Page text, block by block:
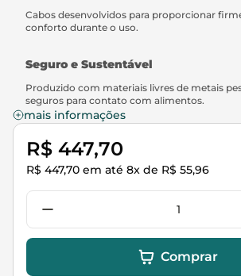
Cabos desenvolvidos para proporcionar
conforto durante o uso.
Seguro e Sustentável
Produzido com materiais livres de metais
seguros para contato com alimentos.
mais informações
R$ 447,70
R$ 447,70 em até 8x de R$ 55,96
Comprar